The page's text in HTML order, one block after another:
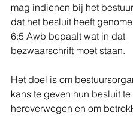
mag indienen bij het
dat het besluit heeft
6:5 Awb bepaalt wat in dat
bezwaarschrift moet staan.
Het doel is om
kans te geven hun besluit te
heroverwegen en om